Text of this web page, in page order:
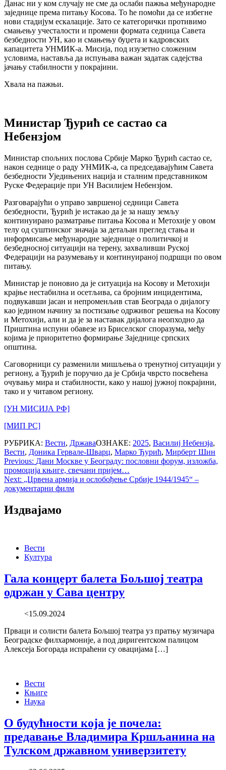
Данас ни у ком случају не сме да ослаби пажња међународне
заједнице према питању Косова. То ће помоћи да се избегне
нови стадијум ескалације. Зато се категорички противимо
смањењу учесталости и промени формата седница Савета
безбедности УН, као и смањењу буџета и кадровских
капацитета УНМИК-а. Мисија, под изузетно сложеним
условима, наставља да испуњава важан задатак садејства
јачању стабилности у покрајини.
Хвала на пажњи.
Министар Ђурић се састао са
Небензјом
Министар спољних послова Србије Марко Ђурић састао се,
након седнице о раду УНМИК-а, са председавајућим Савета
безбедности Уједињених нација и сталним представником
Руске Федерације при УН Василијем Небензјом.
Разговарајући о управо завршеној седници Савета
безбедности, Ђурић је истакао да je за нашу земљу
континуирано разматрање питања Косова и Метохије у овом
телу од суштинског значаја за детаљан преглед стања и
информисање међународне заједнице о политичкој и
безбедносној ситуацији на терену, захваливши Руској
Федерацији на разумевању и континуираној подршци по овом
питању.
Министар је поновио да је ситуација на Косову и Метохији
крајње нестабилна и осетљива, са бројним инцидентима,
подвукавши јасан и непроменљив став Београда о дијалогу
као једином начину за постизање одрживог решења на Косову
и Метохији, али и да је за наставак дијалога неопходно да
Приштина испуни обавезе из Бриселског споразума, међу
којима је приоритетно формирање Заједнице српских
општина.
Саговорници су разменили мишљења о тренутној ситуацији у
региону, а Ђурић је поручио да је Србија чврсто посвећена
очувању мира и стабилности, како у нашој јужној покрајини,
тако и у читавом региону.
[УН МИСИЈА РФ]
[МИП РС]
РУБРИКА: Вести, ДржаваОЗНАКЕ: 2025, Василиј Небензја,
Вести, Доника Гервале-Шварц, Марко Ђурић, Мирберт Шин
Post
navigation
Previous: Дани Москве у Београду: пословни форум, изложба,
промоција књиге, свечани пријем…
Next: „Црвена армија и ослобођење Србије 1944/1945“ –
документарни филм
Издвајамо
Вести
Култура
Гала концерт балета Бољшој театра
одржан у Сава центру
<15.09.2024
Прваци и солисти балета Бољшој театра уз пратњу музичара
Београдске филхармоније, а под диригентском палицом
Алексеја Богорада испраћени су овацијама […]
Вести
Књиге
Наука
О будућности која је почела:
предавање Владимира Кршљанина на
Тулском државном универзитету